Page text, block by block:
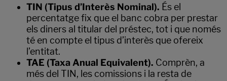
TIN (Tipus d’Interès Nominal). És el
percentatge fix que el banc cobra per prestar
els diners al titular del préstec, tot i que només
té en compte el tipus d’interès que ofereix
l’entitat.
TAE (Taxa Anual Equivalent). Comprèn, a
més del TIN, les comissions i la resta de